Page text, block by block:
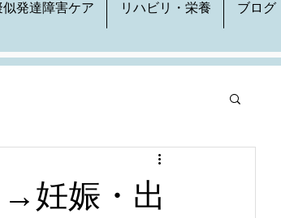
似発達障害ケア リハビリ・栄養 ブログ
妊娠・出